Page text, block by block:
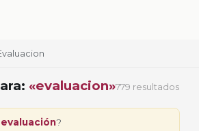
«evaluacion»779 resultados
evaluación?